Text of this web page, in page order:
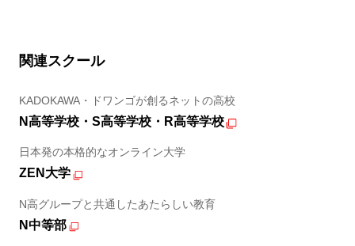
関連スクール
KADOKAWA・ドワンゴが創るネットの高校
N高等学校・S高等学校・R高等学校
日本発の本格的なオンライン大学
ZEN大学
N高グループと共通したあたらしい教育
N中等部